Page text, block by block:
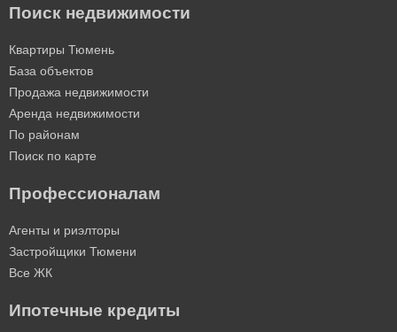
Поиск недвижимости
Квартиры Тюмень
База объектов
Продажа недвижимости
Аренда недвижимости
По районам
Поиск по карте
Профессионалам
Агенты и риэлторы
Застройщики Тюмени
Все ЖК
Ипотечные кредиты